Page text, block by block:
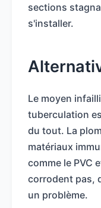
sections
s'installer.
Le moyen
tuberculation
du tout. La
matériaux
comme le PVC
corrodent pas,
un problème.